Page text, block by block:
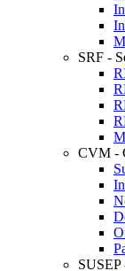
SRF -
CVM -
SUSEP